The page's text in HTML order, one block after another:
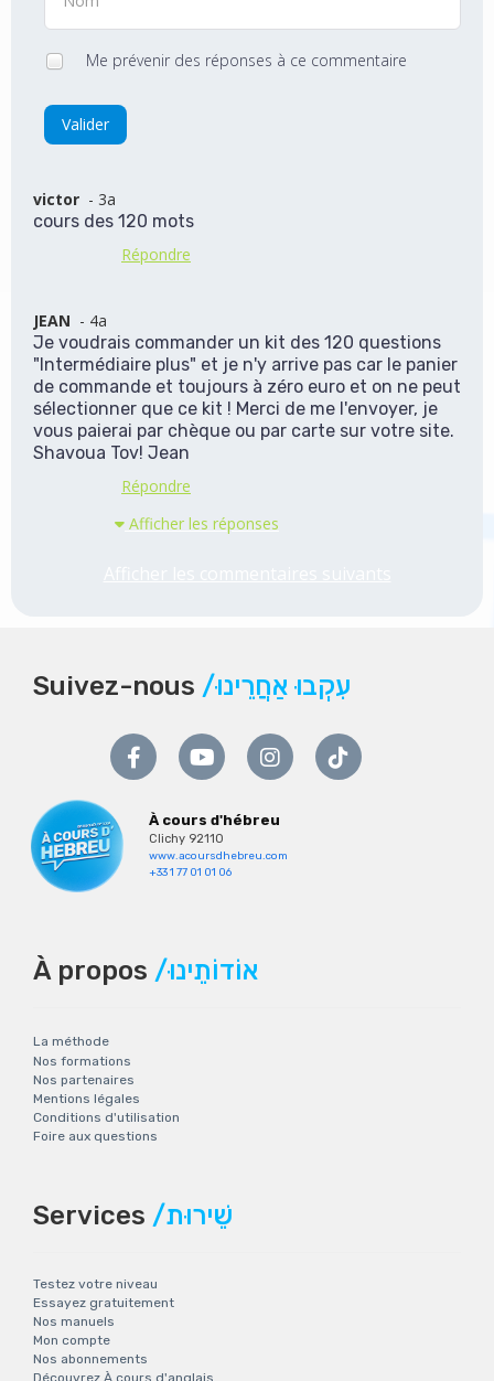
Me prévenir des réponses à ce commentaire
Valider
victor - 3a
cours des 120 mots
Répondre
JEAN - 4a
Je voudrais commander un kit des 120 questions
"Intermédiaire plus" et je n'y arrive pas car le panier
de commande et toujours à zéro euro et on ne peut
sélectionner que ce kit ! Merci de me l'envoyer, je
vous paierai par chèque ou par carte sur votre site.
Shavoua Tov! Jean
Répondre
Afficher les réponses
Suivez-nous /עִקְבוּ אַחֲרֵינוּ
À cours d'hébreu
Clichy 92110
www.acoursdhebreu.com
+33 1 77 01 01 06
À propos /אוֹדוֹתֵינוּ
La méthode
Nos formations
Nos partenaires
Mentions légales
Conditions d'utilisation
Foire aux questions
Services /שֵׁירוּת
Testez votre niveau
Essayez gratuitement
Nos manuels
Mon compte
Nos abonnements
Découvrez À cours d'anglais